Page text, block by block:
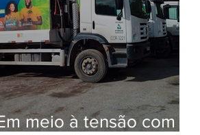
meio à tensão com